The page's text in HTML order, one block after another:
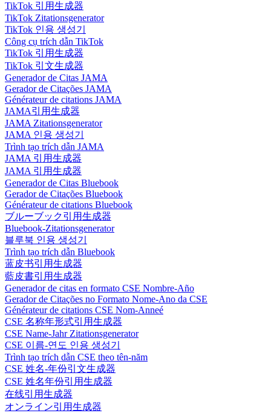
TikTok 引用生成器
TikTok Zitationsgenerator
TikTok 인용 생성기
Công cụ trích dẫn TikTok
TikTok 引用生成器
TikTok 引文生成器
Generador de Citas JAMA
Gerador de Citações JAMA
Générateur de citations JAMA
JAMA引用生成器
JAMA Zitationsgenerator
JAMA 인용 생성기
Trình tạo trích dẫn JAMA
JAMA 引用生成器
JAMA 引用生成器
Generador de Citas Bluebook
Gerador de Citações Bluebook
Générateur de citations Bluebook
ブルーブック引用生成器
Bluebook-Zitationsgenerator
블루북 인용 생성기
Trình tạo trích dẫn Bluebook
蓝皮书引用生成器
藍皮書引用生成器
Generador de citas en formato CSE Nombre-Año
Gerador de Citações no Formato Nome-Ano da CSE
Générateur de citations CSE Nom-Anneé
CSE 名称年形式引用生成器
CSE Name-Jahr Zitationsgenerator
CSE 이름-연도 인용 생성기
Trình tạo trích dẫn CSE theo tên-năm
CSE 姓名-年份引文生成器
CSE 姓名年份引用生成器
在线引用生成器
オンライン引用生成器